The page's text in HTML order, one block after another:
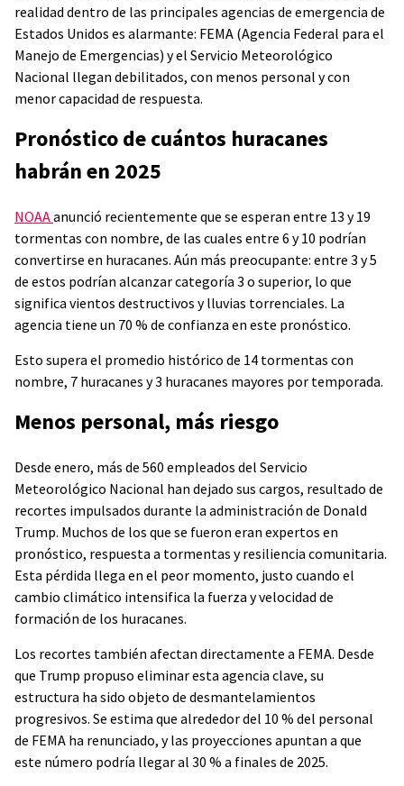
realidad dentro de las principales agencias de emergencia de
Estados Unidos es alarmante: FEMA (Agencia Federal para el
Manejo de Emergencias) y el Servicio Meteorológico
Nacional llegan debilitados, con menos personal y con
menor capacidad de respuesta.
Pronóstico de cuántos huracanes
habrán en 2025
NOAAanunció recientemente que se esperan entre 13 y 19
tormentas con nombre, de las cuales entre 6 y 10 podrían
convertirse en huracanes. Aún más preocupante: entre 3 y 5
de estos podrían alcanzar categoría 3 o superior, lo que
significa vientos destructivos y lluvias torrenciales. La
agencia tiene un 70 % de confianza en este pronóstico.
Esto supera el promedio histórico de 14 tormentas con
nombre, 7 huracanes y 3 huracanes mayores por temporada.
Menos personal, más riesgo
Desde enero, más de 560 empleados del Servicio
Meteorológico Nacional han dejado sus cargos, resultado de
recortes impulsados durante la administración de Donald
Trump. Muchos de los que se fueron eran expertos en
pronóstico, respuesta a tormentas y resiliencia comunitaria.
Esta pérdida llega en el peor momento, justo cuando el
cambio climático intensifica la fuerza y velocidad de
formación de los huracanes.
Los recortes también afectan directamente a FEMA. Desde
que Trump propuso eliminar esta agencia clave, su
estructura ha sido objeto de desmantelamientos
progresivos. Se estima que alrededor del 10 % del personal
de FEMA ha renunciado, y las proyecciones apuntan a que
este número podría llegar al 30 % a finales de 2025.